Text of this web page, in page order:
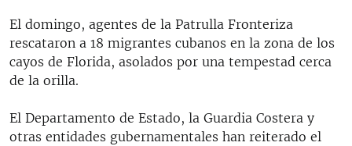
El domingo, agentes de la Patrulla Fronteriza
rescataron a 18 migrantes cubanos en la zona de los
cayos de Florida, asolados por una tempestad cerca
de la orilla.
El Departamento de Estado, la Guardia Costera y
otras entidades gubernamentales han reiterado el